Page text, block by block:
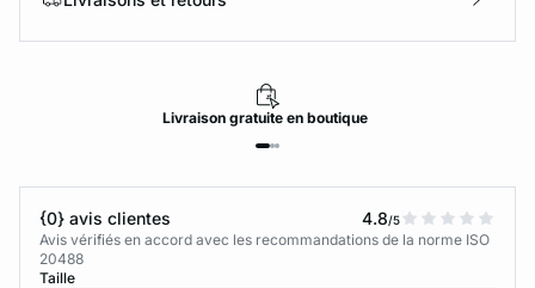
Livraisongratuiteen boutique
{0} avis clientes 4.8/5
Avis vérifiés en accord avec les recommandations de la norme ISO
20488
Taille